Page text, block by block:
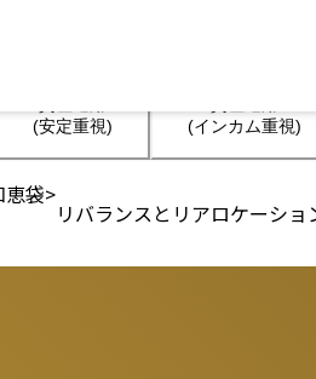
(安定重視)
(インカム重視)
袋>
リバランスとリアロケーシ